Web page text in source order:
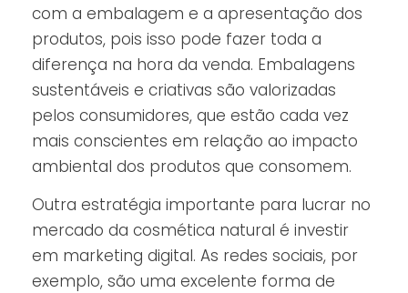
com a embalagem e a apresentação dos
produtos, pois isso pode fazer toda a
diferença na hora da venda. Embalagens
sustentáveis e criativas são valorizadas
pelos consumidores, que estão cada vez
mais conscientes em relação ao impacto
ambiental dos produtos que consomem.
Outra estratégia importante para lucrar no
mercado da cosmética natural é investir
em marketing digital. As redes sociais, por
exemplo, são uma excelente forma de